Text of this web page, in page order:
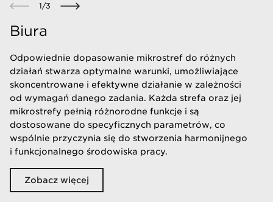
1/3
Biura
Odpowiednie dopasowanie mikrostref do różnych
działań stwarza optymalne warunki, umożliwiające
skoncentrowane i efektywne działanie w zależności
od wymagań danego zadania. Każda strefa oraz jej
mikrostrefy pełnią różnorodne funkcje i są
dostosowane do specyficznych parametrów, co
wspólnie przyczynia się do stworzenia harmonijnego
i funkcjonalnego środowiska pracy.
Zobacz więcej